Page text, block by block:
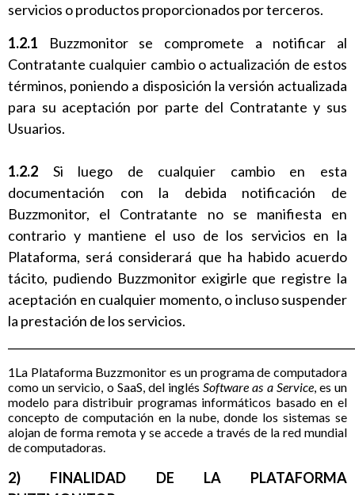
servicios o productos proporcionados por terceros.
1.2.1
Buzzmonitor se compromete a notificar al
Contratante cualquier cambio o actualización de estos
términos, poniendo a disposición la versión actualizada
para su aceptación por parte del Contratante y sus
Usuarios.
1.2.2 Si luego de cualquier cambio en esta
documentación con la debida notificación de
Buzzmonitor, el Contratante no se manifiesta en
contrario y mantiene el uso de los servicios en la
Plataforma, será considerará que ha habido acuerdo
tácito, pudiendo Buzzmonitor exigirle que registre la
aceptación en cualquier momento, o incluso suspender
la prestación de los servicios.
1La Plataforma Buzzmonitor es un programa de computadora
como un servicio, o SaaS, del inglésSoftware as a Service, es un
modelo para distribuir programas informáticos basado en el
concepto de computación en la nube, donde los sistemas se
alojan de forma remota y se accede a través de la red mundial
de computadoras.
2) FINALIDAD DE LA PLATAFORMA